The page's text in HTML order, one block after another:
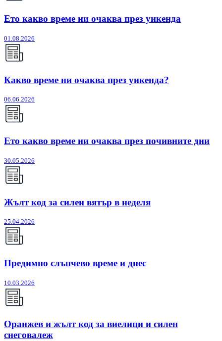
Ето какво време ни очаква през уикенда
01.08.2026
Какво време ни очаква през уикенда?
06.06.2026
Ето какво време ни очаква през почивните дни
30.05.2026
Жълт код за силен вятър в неделя
25.04.2026
Предимно слънчево време и днес
10.03.2026
Оранжев и жълт код за виелици и силен
снеговалеж